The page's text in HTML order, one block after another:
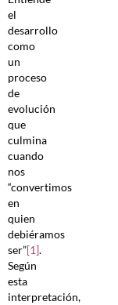
el
desarrollo
como
un
proceso
de
evolución
que
culmina
cuando
nos
“convertimos
en
quien
debiéramos
ser”[1].
Según
esta
interpretación,